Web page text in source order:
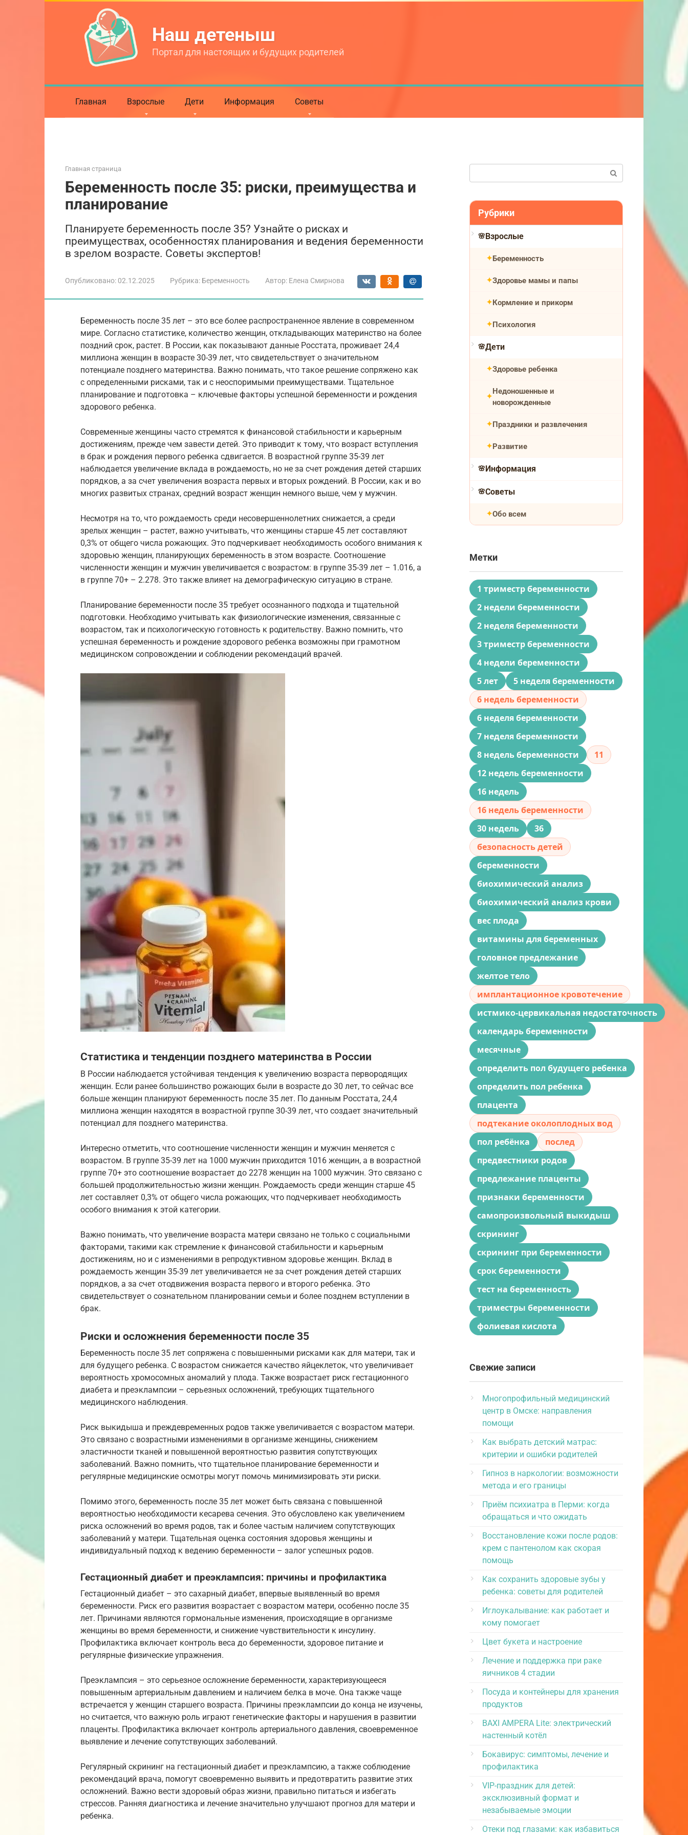
Наш детеныш
Портал для настоящих и будущих родителей
Главная Взрослые Дети Информация Советы
Главная страница
Беременность после 35: риски, преимущества и
планирование
Планируете беременность после 35? Узнайте о рисках и
преимуществах, особенностях планирования и ведения беременности
в зрелом возрасте. Советы экспертов!
Опубликовано: 02.12.2025 Рубрика: Беременность Автор: Елена Смирнова
Беременность после 35 лет – это все более распространенное явление в современном
мире. Согласно статистике, количество женщин, откладывающих материнство на более
поздний срок, растет. В России, как показывают данные Росстата, проживает 24,4
миллиона женщин в возрасте 30-39 лет, что свидетельствует о значительном
потенциале позднего материнства. Важно понимать, что такое решение сопряжено как
с определенными рисками, так и с неоспоримыми преимуществами. Тщательное
планирование и подготовка – ключевые факторы успешной беременности и рождения
здорового ребенка.
Современные женщины часто стремятся к финансовой стабильности и карьерным
достижениям, прежде чем завести детей. Это приводит к тому, что возраст вступления
в брак и рождения первого ребенка сдвигается. В возрастной группе 35-39 лет
наблюдается увеличение вклада в рождаемость, но не за счет рождения детей старших
порядков, а за счет увеличения возраста первых и вторых рождений. В России, как и во
многих развитых странах, средний возраст женщин немного выше, чем у мужчин.
Несмотря на то, что рождаемость среди несовершеннолетних снижается, а среди
зрелых женщин – растет, важно учитывать, что женщины старше 45 лет составляют
0,3% от общего числа рожающих. Это подчеркивает необходимость особого внимания к
здоровью женщин, планирующих беременность в этом возрасте. Соотношение
численности женщин и мужчин увеличивается с возрастом: в группе 35-39 лет – 1.016, а
в группе 70+ – 2.278. Это также влияет на демографическую ситуацию в стране.
Планирование беременности после 35 требует осознанного подхода и тщательной
подготовки. Необходимо учитывать как физиологические изменения, связанные с
возрастом, так и психологическую готовность к родительству. Важно помнить, что
успешная беременность и рождение здорового ребенка возможны при грамотном
медицинском сопровождении и соблюдении рекомендаций врачей.
Статистика и тенденции позднего материнства в России
В России наблюдается устойчивая тенденция к увеличению возраста первородящих
женщин. Если ранее большинство рожающих были в возрасте до 30 лет, то сейчас все
больше женщин планируют беременность после 35 лет. По данным Росстата, 24,4
миллиона женщин находятся в возрастной группе 30-39 лет, что создает значительный
потенциал для позднего материнства.
Интересно отметить, что соотношение численности женщин и мужчин меняется с
возрастом. В группе 35-39 лет на 1000 мужчин приходится 1016 женщин, а в возрастной
группе 70+ это соотношение возрастает до 2278 женщин на 1000 мужчин. Это связано с
большей продолжительностью жизни женщин. Рождаемость среди женщин старше 45
лет составляет 0,3% от общего числа рожающих, что подчеркивает необходимость
особого внимания к этой категории.
Важно понимать, что увеличение возраста матери связано не только с социальными
факторами, такими как стремление к финансовой стабильности и карьерным
достижениям, но и с изменениями в репродуктивном здоровье женщин. Вклад в
рождаемость женщин 35-39 лет увеличивается не за счет рождения детей старших
порядков, а за счет отодвижения возраста первого и второго ребенка. Это
свидетельствует о сознательном планировании семьи и более позднем вступлении в
брак.
Риски и осложнения беременности после 35
Беременность после 35 лет сопряжена с повышенными рисками как для матери, так и
для будущего ребенка. С возрастом снижается качество яйцеклеток, что увеличивает
вероятность хромосомных аномалий у плода. Также возрастает риск гестационного
диабета и преэклампсии – серьезных осложнений, требующих тщательного
медицинского наблюдения.
Риск выкидыша и преждевременных родов также увеличивается с возрастом матери.
Это связано с возрастными изменениями в организме женщины, снижением
эластичности тканей и повышенной вероятностью развития сопутствующих
заболеваний. Важно помнить, что тщательное планирование беременности и
регулярные медицинские осмотры могут помочь минимизировать эти риски.
Помимо этого, беременность после 35 лет может быть связана с повышенной
вероятностью необходимости кесарева сечения. Это обусловлено как увеличением
риска осложнений во время родов, так и более частым наличием сопутствующих
заболеваний у матери. Тщательная оценка состояния здоровья женщины и
индивидуальный подход к ведению беременности – залог успешных родов.
Гестационный диабет и преэклампсия: причины и профилактика
Гестационный диабет – это сахарный диабет, впервые выявленный во время
беременности. Риск его развития возрастает с возрастом матери, особенно после 35
лет. Причинами являются гормональные изменения, происходящие в организме
женщины во время беременности, и снижение чувствительности к инсулину.
Профилактика включает контроль веса до беременности, здоровое питание и
регулярные физические упражнения.
Преэклампсия – это серьезное осложнение беременности, характеризующееся
повышенным артериальным давлением и наличием белка в моче. Она также чаще
встречается у женщин старшего возраста. Причины преэклампсии до конца не изучены,
но считается, что важную роль играют генетические факторы и нарушения в развитии
плаценты. Профилактика включает контроль артериального давления, своевременное
выявление и лечение сопутствующих заболеваний.
Регулярный скрининг на гестационный диабет и преэклампсию, а также соблюдение
рекомендаций врача, помогут своевременно выявить и предотвратить развитие этих
осложнений. Важно вести здоровый образ жизни, правильно питаться и избегать
стрессов. Ранняя диагностика и лечение значительно улучшают прогноз для матери и
ребенка.
Рубрики
Взрослые
Беременность
Здоровье мамы и папы
Кормление и прикорм
Психология
Дети
Здоровье ребенка
Недоношенные и
новорожденные
Праздники и развлечения
Развитие
Информация
Советы
Обо всем
Метки
1 триместр беременности
2 недели беременности
2 неделя беременности
3 триместр беременности
4 недели беременности
5 лет
5 неделя беременности
6 недель беременности
6 неделя беременности
7 неделя беременности
8 недель беременности
11
12 недель беременности
16 недель
16 недель беременности
30 недель
36
безопасность детей
беременности
биохимический анализ
биохимический анализ крови
вес плода
витамины для беременных
головное предлежание
желтое тело
имплантационное кровотечение
истмико-цервикальная недостаточность
календарь беременности
месячные
определить пол будущего ребенка
определить пол ребенка
плацента
подтекание околоплодных вод
пол ребёнка
послед
предвестники родов
предлежание плаценты
признаки беременности
самопроизвольный выкидыш
скрининг
скрининг при беременности
срок беременности
тест на беременность
триместры беременности
фолиевая кислота
Свежие записи
Многопрофильный медицинский
центр в Омске: направления
помощи
Как выбрать детский матрас:
критерии и ошибки родителей
Гипноз в наркологии: возможности
метода и его границы
Приём психиатра в Перми: когда
обращаться и что ожидать
Восстановление кожи после родов:
крем с пантенолом как скорая
помощь
Как сохранить здоровые зубы у
ребенка: советы для родителей
Иглоукалывание: как работает и
кому помогает
Цвет букета и настроение
Лечение и поддержка при раке
яичников 4 стадии
Посуда и контейнеры для хранения
продуктов
BAXI AMPERA Lite: электрический
настенный котёл
Бокавирус: симптомы, лечение и
профилактика
VIP-праздник для детей:
эксклюзивный формат и
незабываемые эмоции
Отеки под глазами: как избавиться